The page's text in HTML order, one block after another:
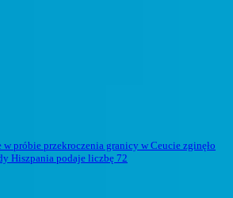
próbie przekroczenia granicy w Ceucie zginęło
Hiszpania podaje liczbę 72